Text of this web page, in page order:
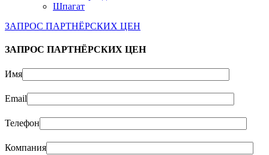
Шпагат
ЗАПРОС ПАРТНЁРСКИХ ЦЕН
ЗАПРОС ПАРТНЁРСКИХ ЦЕН
Имя
Email
Телефон
Компания